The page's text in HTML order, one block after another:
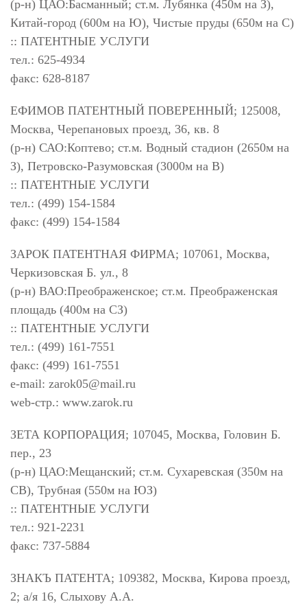
(р-н) ЦАО:Басманный; ст.м. Лубянка (450м на З),
Китай-город (600м на Ю), Чистые пруды (650м на С)
:: ПАТЕНТНЫЕ УСЛУГИ
тел.: 625-4934
факс: 628-8187
ЕФИМОВ ПАТЕНТНЫЙ ПОВЕРЕННЫЙ; 125008,
Москва, Черепановых проезд, 36, кв. 8
(р-н) САО:Коптево; ст.м. Водный стадион (2650м на
З), Петровско-Разумовская (3000м на В)
:: ПАТЕНТНЫЕ УСЛУГИ
тел.: (499) 154-1584
факс: (499) 154-1584
ЗАРОК ПАТЕНТНАЯ ФИРМА; 107061, Москва,
Черкизовская Б. ул., 8
(р-н) ВАО:Преображенское; ст.м. Преображенская
площадь (400м на СЗ)
:: ПАТЕНТНЫЕ УСЛУГИ
тел.: (499) 161-7551
факс: (499) 161-7551
e-mail: zarok05@mail.ru
web-стр.: www.zarok.ru
ЗЕТА КОРПОРАЦИЯ; 107045, Москва, Головин Б.
пер., 23
(р-н) ЦАО:Мещанский; ст.м. Сухаревская (350м на
СВ), Трубная (550м на ЮЗ)
:: ПАТЕНТНЫЕ УСЛУГИ
тел.: 921-2231
факс: 737-5884
ЗНАКЪ ПАТЕНТА; 109382, Москва, Кирова проезд,
2; а/я 16, Слыхову А.А.